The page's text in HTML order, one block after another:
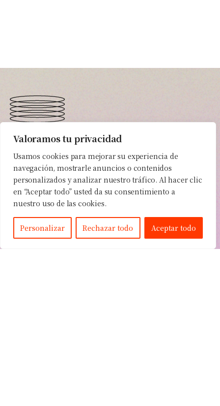
Valoramos tu privacidad
Usamos cookies para mejorar su experiencia de
navegación, mostrarle anuncios o contenidos
personalizados y analizar nuestro tráfico. Al hacer clic
en “Aceptar todo” usted da su consentimiento a
nuestro uso de las cookies.
Personalizar Rechazar todo Aceptar todo
En Eloraposttu proyecto
siempre
va a ser el
másimportante.
Háblanos sobre tu proyecto